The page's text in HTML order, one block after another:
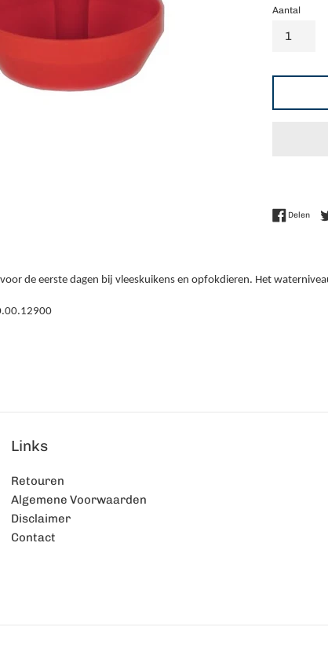
Aantal
Delen
de eerste dagen bij vleeskuikens en opfokdieren. Het
Links
Retouren
Algemene Voorwaarden
Disclaimer
Contact